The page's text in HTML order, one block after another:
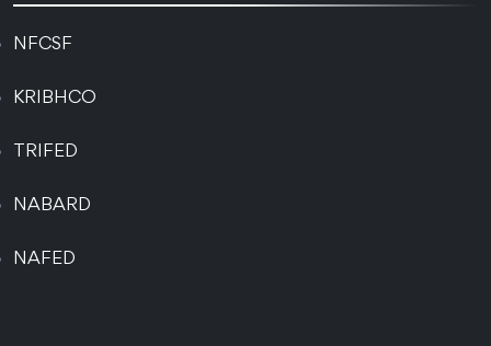
NFCSF
KRIBHCO
TRIFED
NABARD
NAFED